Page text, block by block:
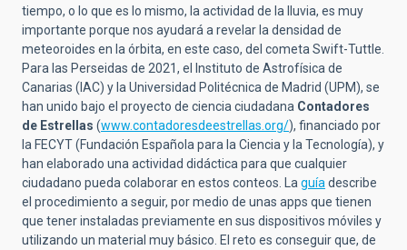
tiempo, o lo que es lo mismo, la actividad de la lluvia, es muy
importante porque nos ayudará a revelar la densidad de
meteoroides en la órbita, en este caso, del cometa Swift-Tuttle.
Para las Perseidas de 2021, el Instituto de Astrofísica de
Canarias (IAC) y la Universidad Politécnica de Madrid (UPM), se
han unido bajo el proyecto de ciencia ciudadana Contadores
de Estrellas (www.contadoresdeestrellas.org/), financiado por
la FECYT (Fundación Española para la Ciencia y la Tecnología), y
han elaborado una actividad didáctica para que cualquier
ciudadano pueda colaborar en estos conteos. La guía describe
el procedimiento a seguir, por medio de unas apps que tienen
que tener instaladas previamente en sus dispositivos móviles y
utilizando un material muy básico. El reto es conseguir que, de